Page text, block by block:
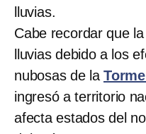
lluvias.
Cabe recordar que
lluvias debido a los
nubosas de la
ingresó a territorio
afecta estados del